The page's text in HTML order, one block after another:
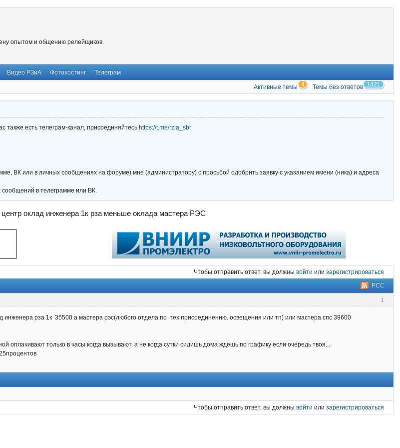
опытом и общению релейщиков.
Видео РЗиА Фотохостинг Телеграм
Активные темы 4 Темы без ответов 1421
также есть телеграм-канал, присоединяйтесь https://t.me/rzia_sbr
ВК или в личных сообщениях на форуме) мне (администратору) с просьбой одобрить заявку с указанием имени (ника) и адреса
в телеграмме или ВК.
оклад инженера 1к рза меньше оклада мастера РЭС
Чтобы отправить ответ, вы должны войти или зарегистрироваться
РСС
1
инженера рза 1к 35500 а мастера рэс(любого отдела по тех присоединению. освещения или тп) или мастера спс 39600
оплачивают только в часы когда вызывают. а не когда сутки сидишь дома ждешь по графику если очередь твоя...
Чтобы отправить ответ, вы должны войти или зарегистрироваться